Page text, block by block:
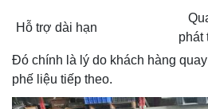
Hỗ trợ dài hạn
phát
Đó chính là lý do khách hàng
phế liệu tiếp theo.